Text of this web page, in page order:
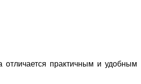
отличается практичным и удобным